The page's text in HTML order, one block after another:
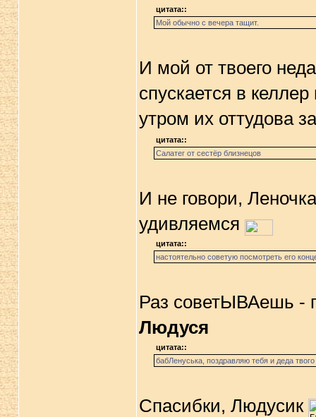
цитата::
Мой обычно с вечера тащит.
И мой от твоего
спускается в
утром их оттудова
цитата::
Салатег от сестёр близнецов
И не говори,
удивляемся
цитата::
настоятельно советую посмотреть его
Раз советЫВАешь -
Людуся
цитата::
бабЛенуська, поздравляю тебя и деда
Спасибки, Людусик